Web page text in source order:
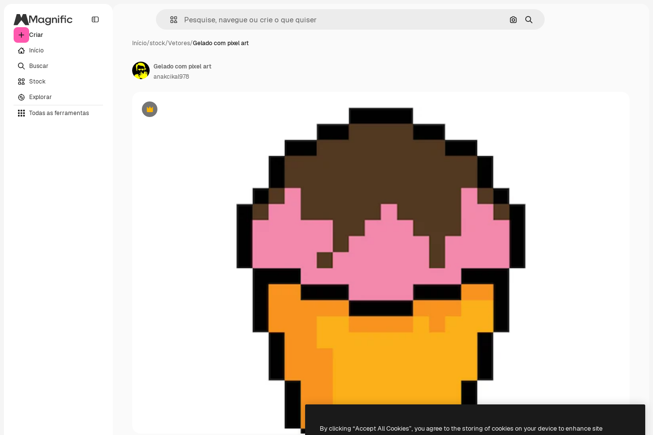
Criar
Início
Buscar
Stock
Explorar
Todas as ferramentas
Pesquisar por imagem
Buscar
Início/stock/Vetores/Gelado com pixel art
Premium
Gelado com pixel art
anakcikal978
By clicking “Accept All Cookies”, you agree to the storing of cookies on your device to enhance site